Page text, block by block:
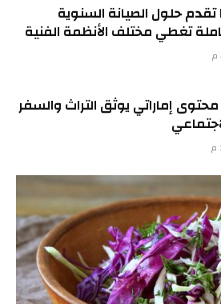
European Technical تقدم حلول الصيانة السنوية
تغطي مختلف الأنظمة الفنية
إماراتي يوثق التراث والسفر